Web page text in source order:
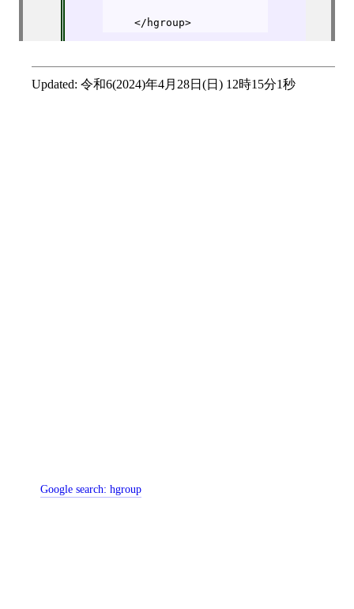
    </hgroup>
Updated: 令和6(2024)年4月28日(日) 12時15分1秒
Google search:hgroup